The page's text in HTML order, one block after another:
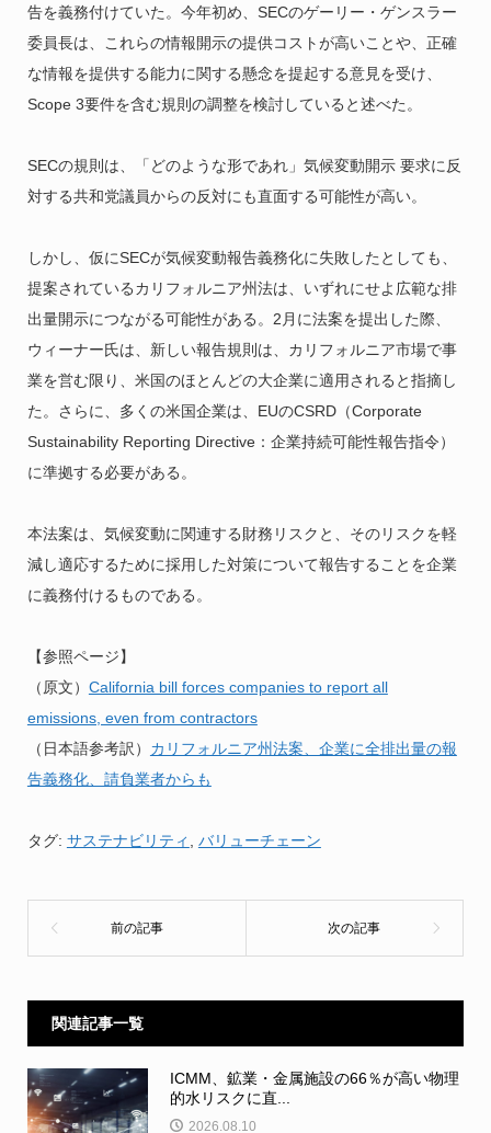
告を義務付けていた。今年初め、SECのゲーリー・ゲンスラー
委員長は、これらの情報開示の提供コストが高いことや、正確
な情報を提供する能力に関する懸念を提起する意見を受け、
Scope 3要件を含む規則の調整を検討していると述べた。
SECの規則は、「どのような形であれ」気候変動開示 要求に反
対する共和党議員からの反対にも直面する可能性が高い。
しかし、仮にSECが気候変動報告義務化に失敗したとしても、
提案されているカリフォルニア州法は、いずれにせよ広範な排
出量開示につながる可能性がある。2月に法案を提出した際、
ウィーナー氏は、新しい報告規則は、カリフォルニア市場で事
業を営む限り、米国のほとんどの大企業に適用されると指摘し
た。さらに、多くの米国企業は、EUのCSRD（Corporate
Sustainability Reporting Directive：企業持続可能性報告指令）
に準拠する必要がある。
本法案は、気候変動に関連する財務リスクと、そのリスクを軽
減し適応するために採用した対策について報告することを企業
に義務付けるものである。
【参照ページ】
（原文） California bill forces companies to report all
emissions, even from contractors
（日本語参考訳） カリフォルニア州法案、企業に全排出量の報
告義務化、請負業者からも
タグ: サステナビリティ バリューチェーン
関連記事一覧
ICMM、鉱業・金属施設の66％が高い物理
的水リスクに直...
2026.08.10